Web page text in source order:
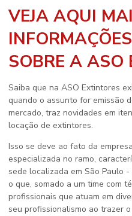
VEJA AQUI
SOBRE A ASO
Saiba que na ASO Extintores
quando o assunto for emissão
mercado, traz novidades em
locação de extintores.
Isso se deve ao fato da
especializada no ramo,
sede localizada em São Paulo
o que, somado a um time com
profissionais que atuam em
seu profissionalismo ao trazer